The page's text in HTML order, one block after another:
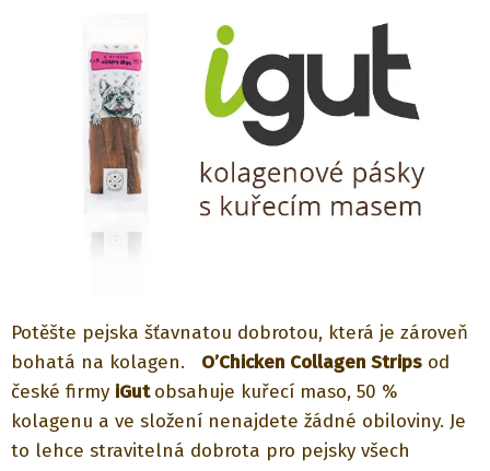
Potěšte pejska šťavnatou dobrotou, která je zároveň
bohatá na kolagen. O’Chicken Collagen Strips od
české firmy iGutobsahuje kuřecí maso, 50 %
kolagenu a ve složení nenajdete žádné obiloviny. Je
to lehce stravitelná dobrota pro pejsky všech